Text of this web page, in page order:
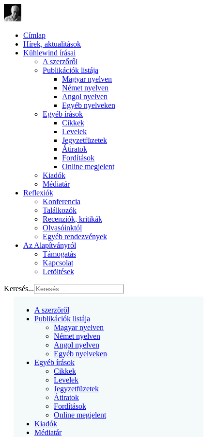
Címlap
Hírek, aktualitások
Kühlewind írásai
A szerzőről
Publikációk listája
Magyar nyelven
Német nyelven
Angol nyelven
Egyéb nyelveken
Egyéb írások
Cikkek
Levelek
Jegyzetfüzetek
Átiratok
Fordítások
Online megjelent
Kiadók
Médiatár
Reflexiók
Konferencia
Találkozók
Recenziók, kritikák
Olvasóinktól
Egyéb rendezvények
Az Alapítványról
Támogatás
Kapcsolat
Letöltések
Keresés...
A szerzőről
Publikációk listája
Magyar nyelven
Német nyelven
Angol nyelven
Egyéb nyelveken
Egyéb írások
Cikkek
Levelek
Jegyzetfüzetek
Átiratok
Fordítások
Online megjelent
Kiadók
Médiatár